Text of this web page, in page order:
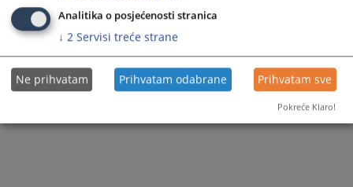
Analitika o posjećenosti stranica
↓ 2 Servisi treće strane
Ne prihvatam Prihvatam odabrane Prihvatam sve
Pokreće Klaro!